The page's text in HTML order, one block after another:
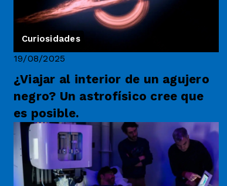
Curiosidades
19/08/2025
¿Viajar al interior de un agujero
negro? Un astrofísico cree que
es posible.